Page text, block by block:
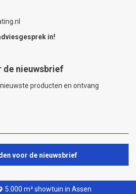
in!
de nieuwsbrief
producten en ontvang
voor de nieuwsbrief
m² showtuin in Assen